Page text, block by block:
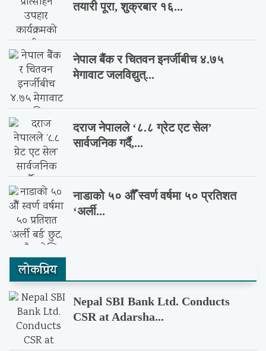
तयारी पूरा, शुक्रबार १६...
नेपाल बैंक र चितवन इनर्जीबीच ४.७५
मेगावाट जलविद्युत्...
दराज नेपालले ‘८.८ ग्रेट एट सेल’
सार्वजनिक गर्दै,...
नाडाको ५० औँ स्वर्ण वर्षमा ५० प्रतिशत
‘अर्ली...
लाेकप्रिय
Nepal SBI Bank Ltd. Conducts
CSR at Adarsha...